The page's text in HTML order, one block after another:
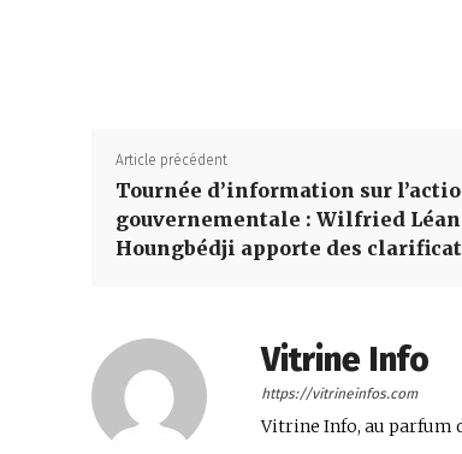
Article précédent
Tournée d’information sur
gouvernementale : Wilfried
Houngbédji apporte des
Vitrine Info
https://vitrineinfos.com
Vitrine Info, au parfum